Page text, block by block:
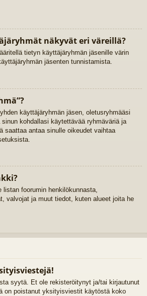
näkyvät eri väreillä?
tietyn käyttäjäryhmän jäsenille värin
jäsenten tunnistamista.
käyttäjäryhmän jäsen, oletusryhmääsi
kohdallasi käytettävää ryhmäväriä ja
saattaa antaa sinulle oikeudet vaihtaa
foorumin henkilökunnasta,
valvojat ja muut tiedot, kuten alueet joita he
syytä. Et ole rekisteröitynyt ja/tai kirjautunut
on poistanut yksityisviestit käytöstä koko